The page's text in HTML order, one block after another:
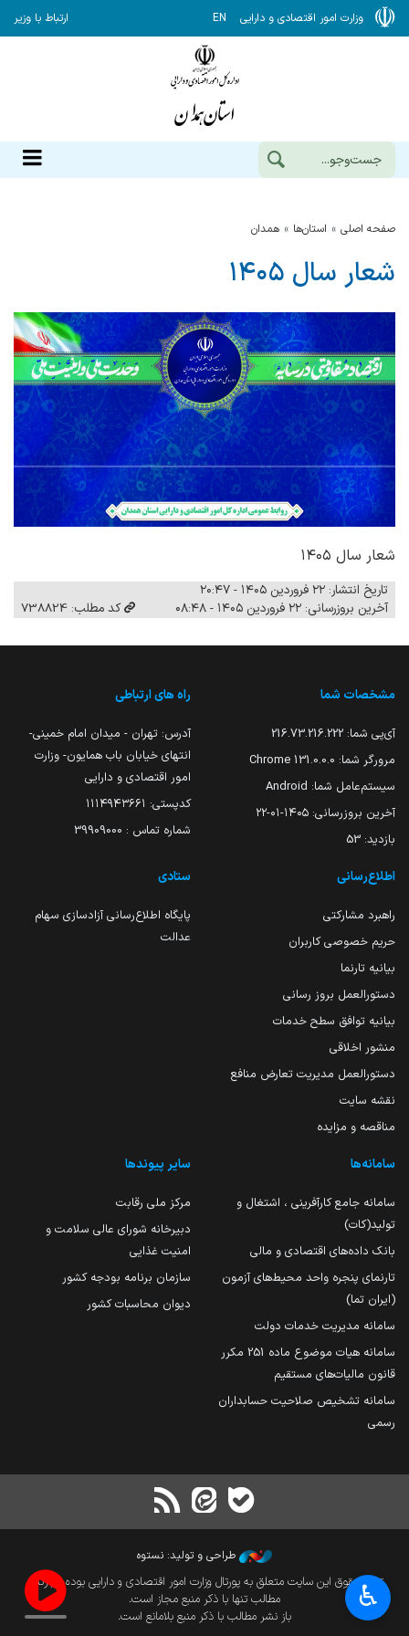
وزارت امور اقتصادی و دارایی EN ارتباط با وزیر
صفحه اصلی استان‌ها همدان
شعار سال ۱۴۰۵
شعار سال ۱۴۰۵
تاریخ انتشار: ۲۲ فروردین ۱۴۰۵ - ۲۰:۴۷
آخرین بروزرسانی: ۲۲ فروردین ۱۴۰۵ - ۰۸:۴۸
کد مطلب: 738824
مشخصات شما
آی‌پی شما: 216.73.216.222
مرورگر شما: 131.0.0.0 Chrome
سیستم‌عامل شما: Android
آخرین بروزرسانی: ۱۴۰۵-۰۱-۲۲
بازدید: 53
راه های ارتباطی
آدرس: تهران - میدان امام خمینی-
انتهای خیابان باب همایون- وزارت
امور اقتصادی و دارایی
کدپستی: ۱۱۱۴۹۴۳۶۶۱
شماره تماس : 39909000
اطلاع‌رسانی
راهبرد مشارکتی
حریم خصوصی کاربران
بیانیه تارنما
دستورالعمل بروز رسانی
بیانیه توافق سطح خدمات
منشور اخلاقی
دستورالعمل مدیریت تعارض منافع
نقشه سایت
مناقصه و مزایده
ستادی
پایگاه اطلاع‌رسانی آزادسازی سهام
عدالت
سامانه‌ها
سامانه جامع کارآفرینی ، اشتغال و
تولید(کات)
بانک داده‌های اقتصادی و مالی
تارنمای پنجره واحد محیط‌های آزمون
(ایران تما)
سامانه مدیریت خدمات دولت
سامانه هیات موضوع ماده 251 مکرر
قانون مالیات‌های مستقیم
سامانه تشخیص صلاحیت حسابداران
رسمی
سایر پیوندها
مرکز ملی رقابت
دبیرخانه شورای عالی سلامت و
امنیت غذایی
سازمان برنامه بودجه کشور
دیوان محاسبات کشور
طراحی و تولید: نستوه
تمام حقوق این سایت متعلق به پورتال وزارت امور اقتصادی و دارایی بوده و بازنشر
مطالب تنها با ذکر منبع مجاز است.
باز نشر مطالب با ذکر منبع بلامانع است.
♿︎